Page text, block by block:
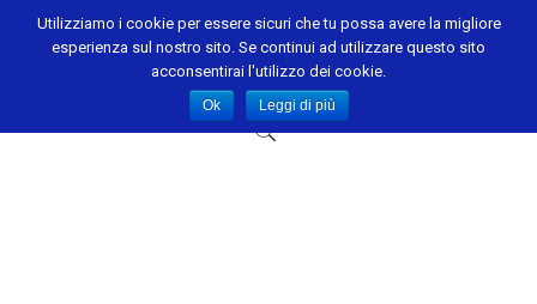
Utilizziamo i cookie per essere sicuri che tu possa avere la migliore
esperienza sul nostro sito. Se continui ad utilizzare questo sito
acconsentirai l'utilizzo dei cookie.
Ok Leggi di più